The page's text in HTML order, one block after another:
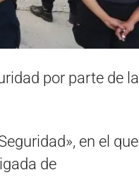
por parte de la
en el que
de